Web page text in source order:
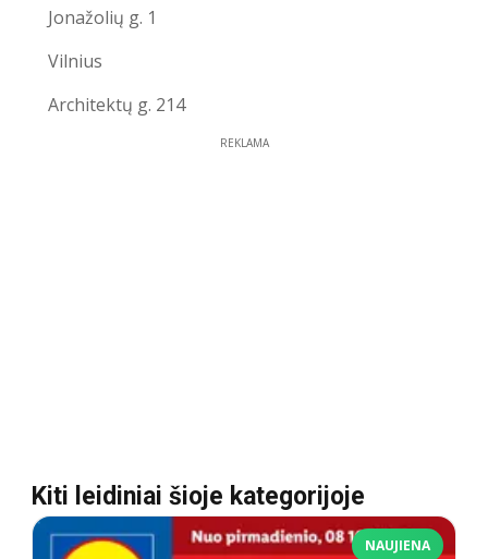
Jonažolių g. 1
Vilnius
Architektų g. 214
REKLAMA
Kiti leidiniai šioje kategorijoje
NAUJIENA